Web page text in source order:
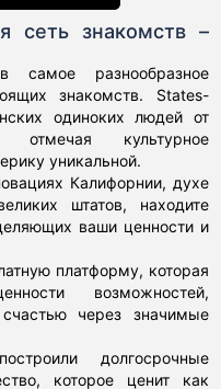
сеть знакомств –
самое разнообразное
знакомств. States-
одиноких людей от
культурное
уникальной.
Калифорнии, духе
штатов, находите
ваши ценности и
платформу, которая
возможностей,
через значимые
долгосрочные
которое ценит как